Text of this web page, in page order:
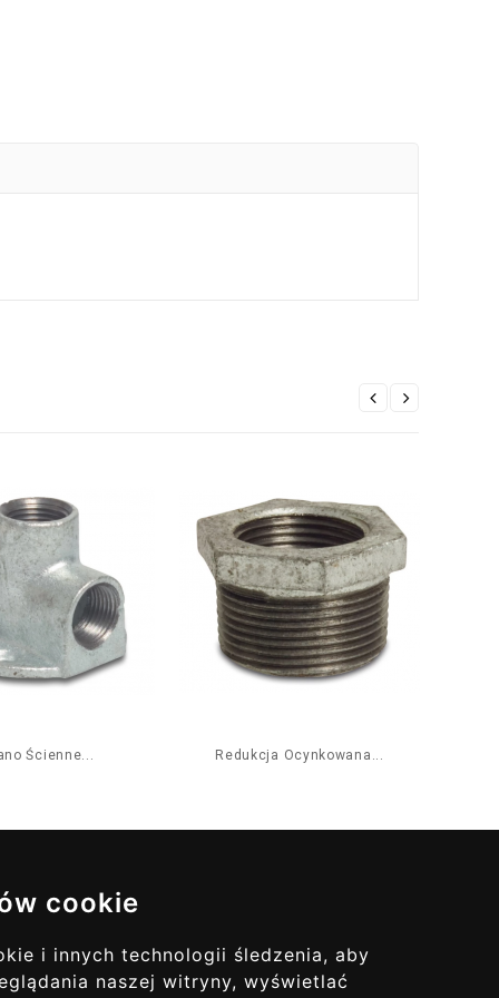
cookie
i innych technologii śledzenia, aby
naszej witryny, wyświetlać
Ścienne... Redukcja Ocynkowana...
DO NAS